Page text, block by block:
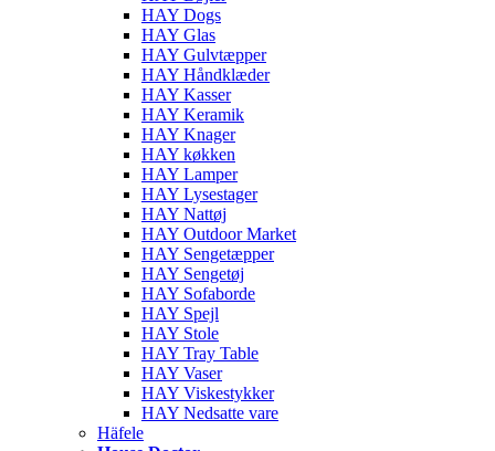
HAY Dogs
HAY Glas
HAY Gulvtæpper
HAY Håndklæder
HAY Kasser
HAY Keramik
HAY Knager
HAY køkken
HAY Lamper
HAY Lysestager
HAY Nattøj
HAY Outdoor Market
HAY Sengetæpper
HAY Sengetøj
HAY Sofaborde
HAY Spejl
HAY Stole
HAY Tray Table
HAY Vaser
HAY Viskestykker
HAY Nedsatte vare
Häfele